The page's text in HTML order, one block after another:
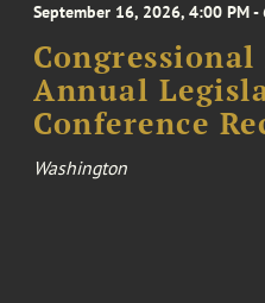
September 16, 2026, 4:00 PM -
Congressional
Annual
Conference
Washington